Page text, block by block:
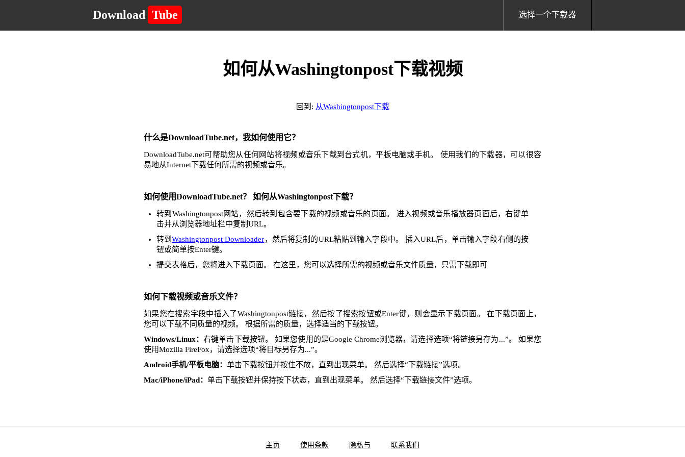
Download Tube 选择一个下载器
如何从Washingtonpost下载视频
回到: 从Washingtonpost下载
什么是DownloadTube.net，我如何使用它？
DownloadTube.net可帮助您从任何网站将视频或音乐下载到台式机，平板电脑或手机。 使用我们的下载器，可以很容
易地从Internet下载任何所需的视频或音乐。
如何使用DownloadTube.net？ 如何从Washingtonpost下载？
转到Washingtonpost网站，然后转到包含要下载的视频或音乐的页面。 进入视频或音乐播放器页面后，右键单
击并从浏览器地址栏中复制URL。
转到Washingtonpost Downloader，然后将复制的URL粘贴到输入字段中。 插入URL后，单击输入字段右侧的按
钮或简单按Enter键。
提交表格后，您将进入下载页面。 在这里，您可以选择所需的视频或音乐文件质量，只需下载即可
如何下载视频或音乐文件？
如果您在搜索字段中插入了Washingtonpost链接，然后按了搜索按钮或Enter键，则会显示下载页面。 在下载页面上，
您可以下载不同质量的视频。 根据所需的质量，选择适当的下载按钮。
Windows/Linux：右键单击下载按钮。 如果您使用的是Google Chrome浏览器，请选择选项“将链接另存为...”。 如果您
使用Mozilla FireFox，请选择选项“将目标另存为...”。
Android手机/平板电脑： 单击下载按钮并按住不放，直到出现菜单。 然后选择“下载链接”选项。
Mac/iPhone/iPad： 单击下载按钮并保持按下状态，直到出现菜单。 然后选择“下载链接文件”选项。
主页 使用条款 隐私与 联系我们